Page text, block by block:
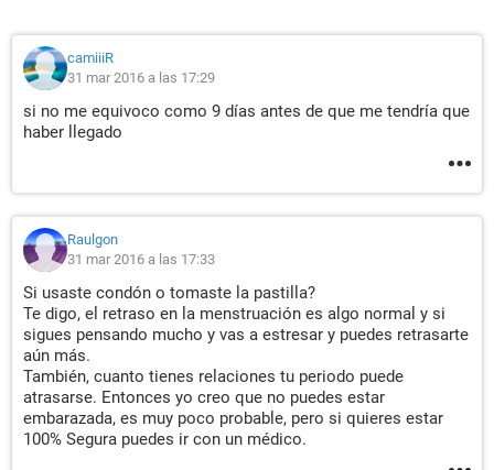
camiiiR
31 mar 2016 a las 17:29
si no me equivoco como 9 días antes de que me tendría que
haber llegado
Raulgon
31 mar 2016 a las 17:33
Si usaste condón o tomaste la pastilla?
Te digo, el retraso en la menstruación es algo normal y si
sigues pensando mucho y vas a estresar y puedes retrasarte
aún más.
También, cuanto tienes relaciones tu periodo puede
atrasarse. Entonces yo creo que no puedes estar
embarazada, es muy poco probable, pero si quieres estar
100% Segura puedes ir con un médico.